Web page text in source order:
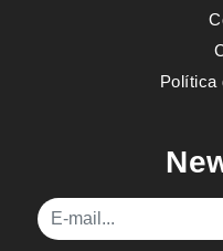
Política
E-mail